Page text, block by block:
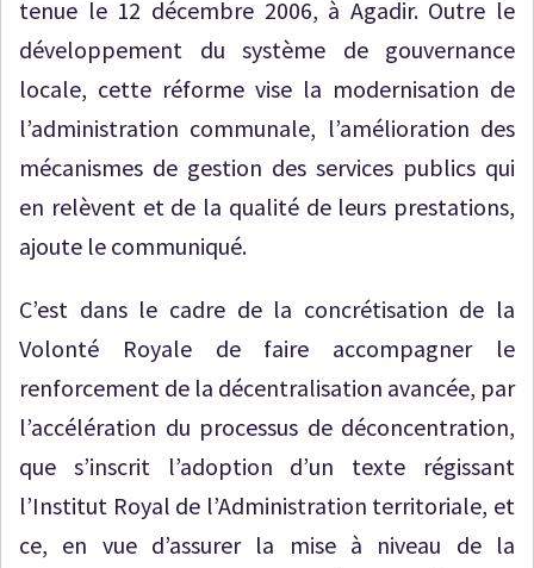
tenue le 12 décembre 2006, à Agadir. Outre le
développement du système de gouvernance
locale, cette réforme vise la modernisation de
l’administration communale, l’amélioration des
mécanismes de gestion des services publics qui
en relèvent et de la qualité de leurs prestations,
ajoute le communiqué.
C’est dans le cadre de la concrétisation de la
Volonté Royale de faire accompagner le
renforcement de la décentralisation avancée, par
l’accélération du processus de déconcentration,
que s’inscrit l’adoption d’un texte régissant
l’Institut Royal de l’Administration territoriale, et
ce, en vue d’assurer la mise à niveau de la